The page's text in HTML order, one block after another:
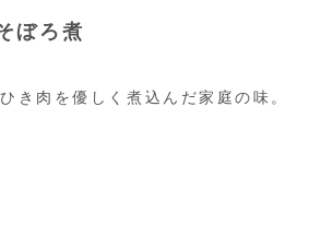
ぼろ煮
き肉を優しく煮込んだ家庭の味。